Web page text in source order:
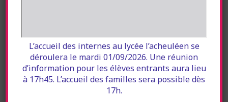
L’accueil des internes au lycée l’acheuléen se
déroulera le mardi 01/09/2026. Une réunion
d’information pour les élèves entrants aura lieu
à 17h45. L’accueil des familles sera possible dès
17h.